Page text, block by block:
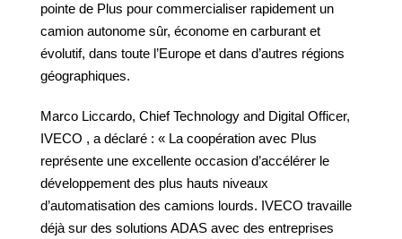
pointe de Plus pour commercialiser rapidement un
camion autonome sûr, économe en carburant et
évolutif, dans toute l’Europe et dans d’autres régions
géographiques.
Marco Liccardo, Chief Technology and Digital Officer,
IVECO , a déclaré : « La coopération avec Plus
représente une excellente occasion d’accélérer le
développement des plus hauts niveaux
d’automatisation des camions lourds. IVECO travaille
déjà sur des solutions ADAS avec des entreprises